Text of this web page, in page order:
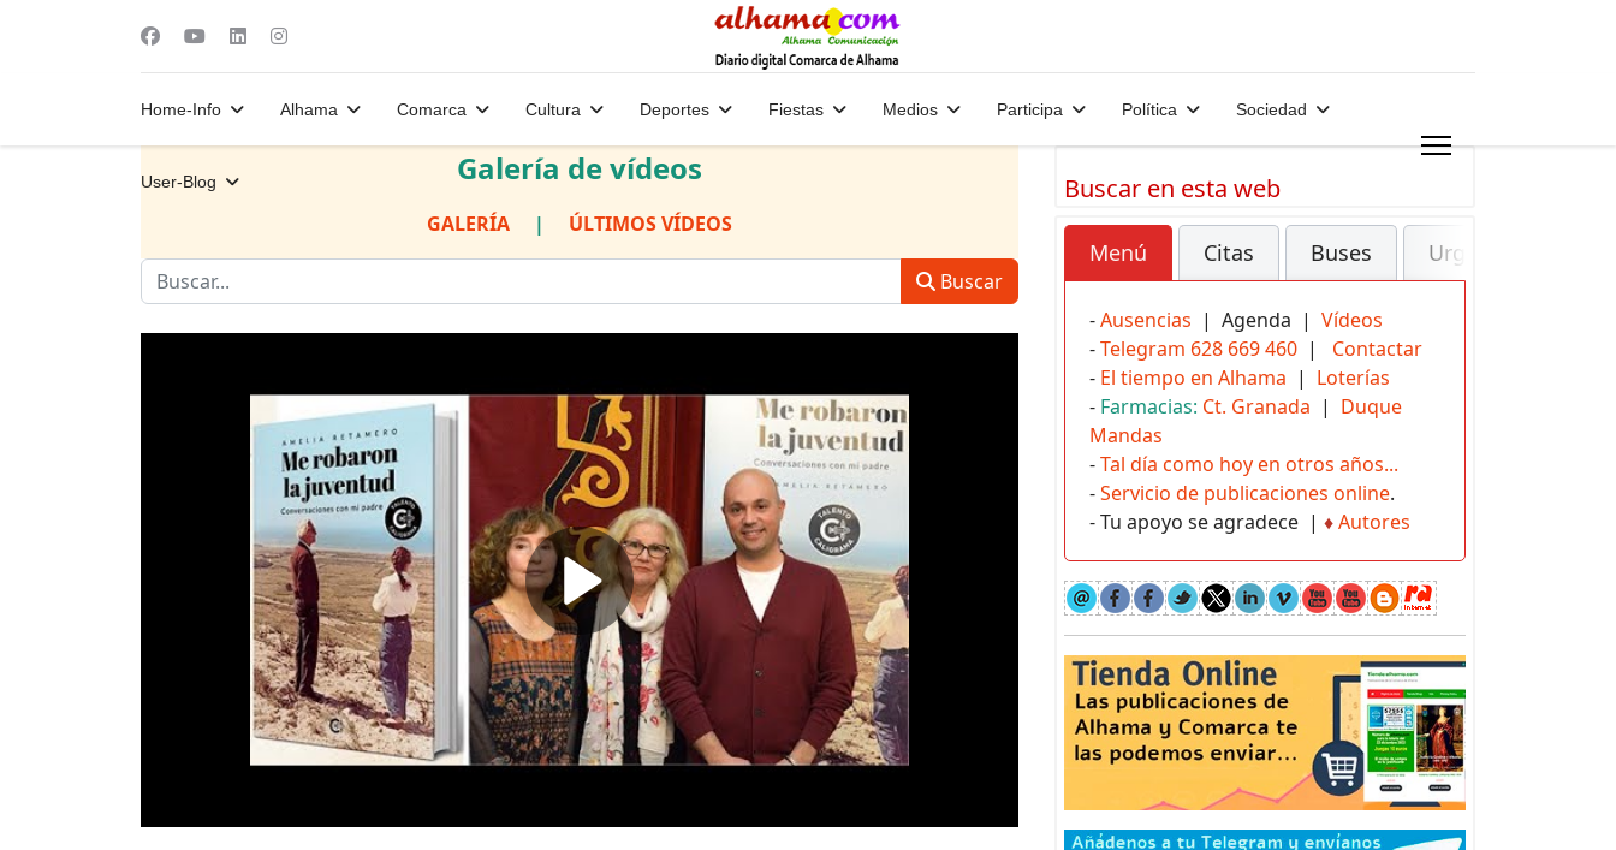
Home-Info Alhama Comarca Cultura Deportes Fiestas Medios Participa Política Sociedad
User-Blog Galería de vídeos
GALERÍA | ÚLTIMOS VÍDEOS
Buscar
Buscar en esta web
Menú Citas Buses Urgencias
-Ausencias | Agenda | Vídeos
-Telegram 628 669 460 | Contactar
- El tiempo en Alhama | Loterías
- Farmacias: Ct. Granada | Duque
Mandas
-Tal día como hoy en otros años...
-Servicio de publicaciones online.
- Tu apoyo se agradece | ♦Autores